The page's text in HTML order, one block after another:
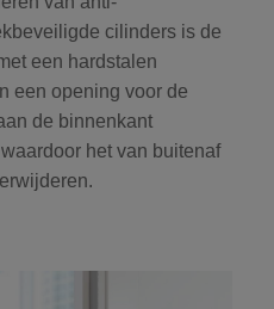
cilinders is de
een hardstalen
een opening voor de
de binnenkant
het van buitenaf